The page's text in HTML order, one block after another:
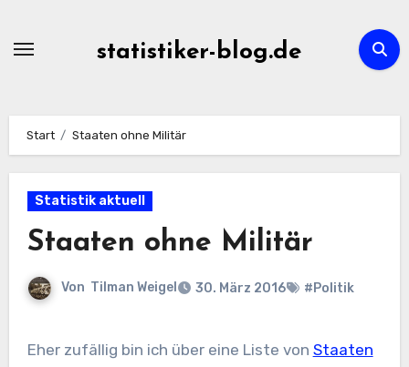
statistiker-blog.de
Start Staaten ohne Militär
Statistik aktuell
Staaten ohne Militär
Von Tilman Weigel 30. März 2016 #Politik
Eher zufällig bin ich über eine Liste von Staaten